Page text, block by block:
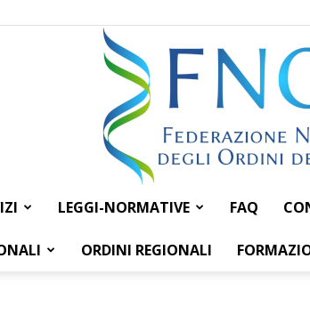
LEGGI-NORMATIVE FAQ
ORDINI REGIONALI